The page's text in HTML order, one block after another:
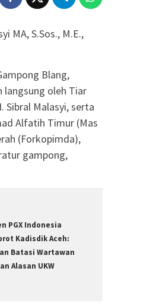
MA, S.Sos., M.E.,
Blang,
langsung oleh Tiar
Sibral Malasyi, serta
Alfatih Timur (Mas
(Forkopimda),
gampong,
PGX Indonesia
Kadisdik Aceh:
Batasi Wartawan
Alasan UKW